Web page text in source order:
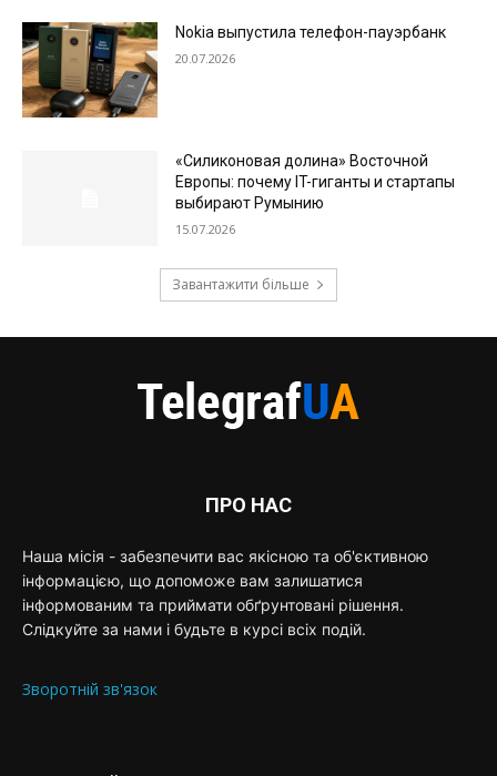
Nokia выпустила телефон-пауэрбанк
20.07.2026
«Силиконовая долина» Восточной
Европы: почему IT-гиганты и стартапы
выбирают Румынию
15.07.2026
Завантажити більше
ПРО НАС
Наша місія - забезпечити вас якісною та об'єктивною
інформацією, що допоможе вам залишатися
інформованим та приймати обґрунтовані рішення.
Слідкуйте за нами і будьте в курсі всіх подій.
Зворотній зв'язок